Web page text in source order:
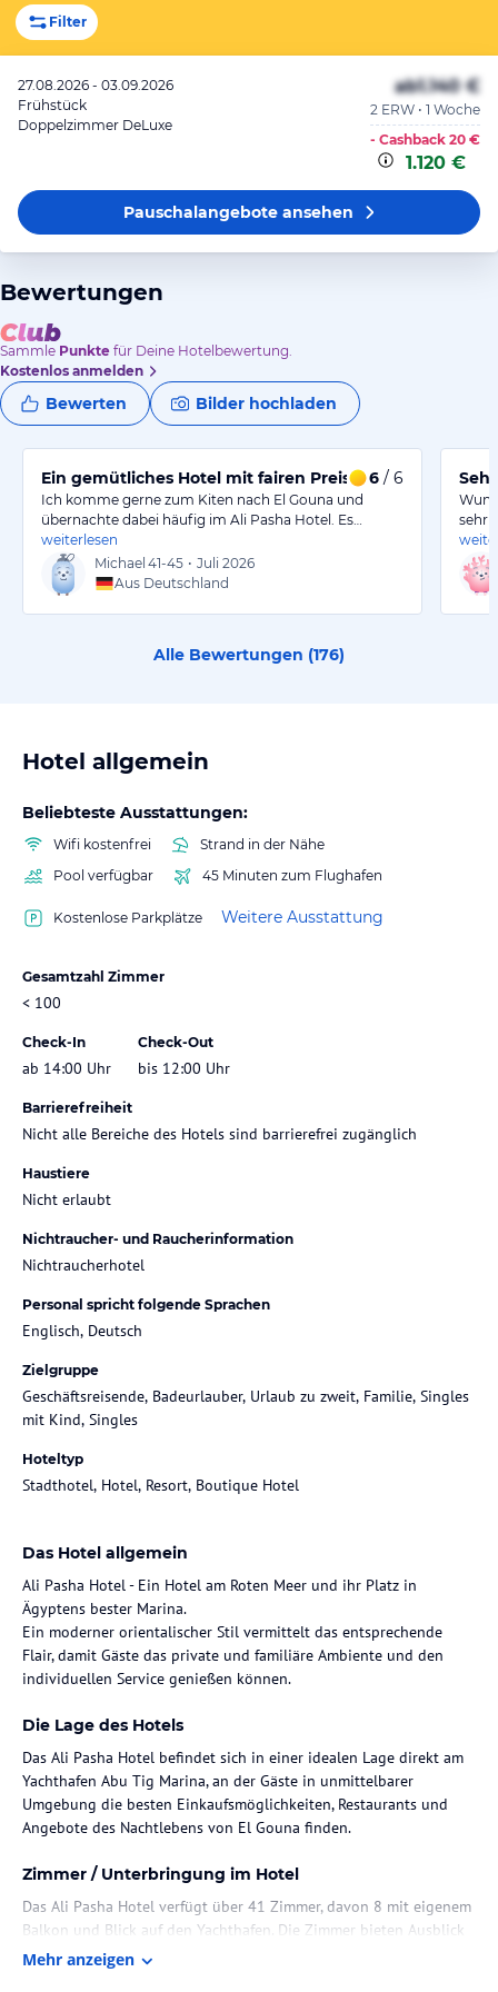
Filter
27.08.2026 - 03.09.2026
Frühstück
Doppelzimmer DeLuxe
ab1.140 €
2 ERW • 1 Woche
- Cashback 20 €
1.120 €
Pauschalangeboteansehen
Bewertungen
Sammle Punkte für Deine Hotelbewertung.
Kostenlos anmelden
Bewerten Bilder hochladen
Ein gemütliches Hotel mit fairen Preisen und
6 / 6
Ich komme gerne zum Kiten nach El Gouna und
übernachte dabei häufig im Ali Pasha Hotel. Es…
weiterlesen
Michael 41-45 • Juli 2026
Aus Deutschland
sehr
Alle Bewertungen (176)
Hotel allgemein
Beliebteste Ausstattungen:
Wifi kostenfrei
Strand in der Nähe
Pool verfügbar
45 Minuten zum Flughafen
Kostenlose Parkplätze Weitere Ausstattung
Gesamtzahl Zimmer
< 100
Check-In
ab 14:00 Uhr
Check-Out
bis 12:00 Uhr
Barrierefreiheit
Nicht alle Bereiche des Hotels sind barrierefrei zugänglich
Haustiere
Nicht erlaubt
Nichtraucher- und Raucherinformation
Nichtraucherhotel
Personal spricht folgende Sprachen
Englisch, Deutsch
Zielgruppe
Geschäftsreisende, Badeurlauber, Urlaub zu zweit, Familie, Singles
mit Kind, Singles
Hoteltyp
Stadthotel, Hotel, Resort, Boutique Hotel
Das Hotel allgemein
Ali Pasha Hotel - Ein Hotel am Roten Meer und ihr Platz in
Ägyptens bester Marina.
Ein moderner orientalischer Stil vermittelt das entsprechende
Flair, damit Gäste das private und familiäre Ambiente und den
individuellen Service genießen können.
Die Lage des Hotels
Das Ali Pasha Hotel befindet sich in einer idealen Lage direkt am
Yachthafen Abu Tig Marina, an der Gäste in unmittelbarer
Umgebung die besten Einkaufsmöglichkeiten, Restaurants und
Angebote des Nachtlebens von El Gouna finden.
Zimmer / Unterbringung im Hotel
Das Ali Pasha Hotel verfügt über 41 Zimmer, davon 8 mit eigenem
Balkon und Blick auf den Yachthafen. Die Zimmer bieten Ausblick
auf den Garten, den Pool oder der Marina und verfügen über
Mehr anzeigen